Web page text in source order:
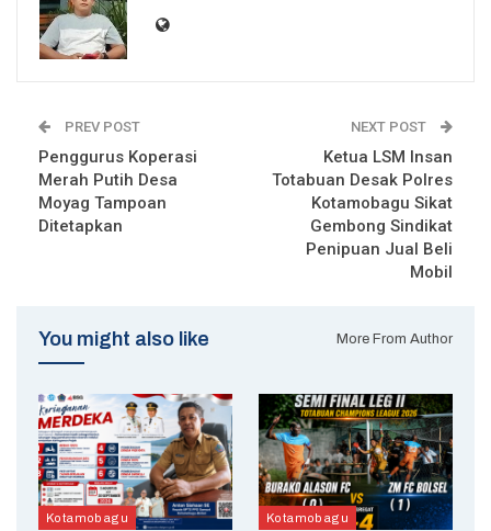
PREV POST
Penggurus Koperasi
Merah Putih Desa
Moyag Tampoan
Ditetapkan
NEXT POST
Ketua LSM Insan
Totabuan Desak Polres
Kotamobagu Sikat
Gembong Sindikat
Penipuan Jual Beli
Mobil
You might also like More From Author
Kotamobagu Kotamobagu